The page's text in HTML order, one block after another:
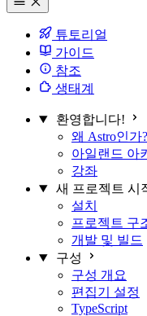
튜토리얼
가이드
참조
생태계
환영합니다!
왜 Astro인가?
아일랜드 아
강좌
새 프로젝트 시
설치
프로젝트 구
개발 및 빌드
구성
구성 개요
편집기 설정
TypeScript